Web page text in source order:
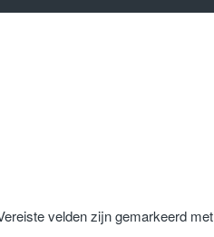
velden zijn gemarkeerd met